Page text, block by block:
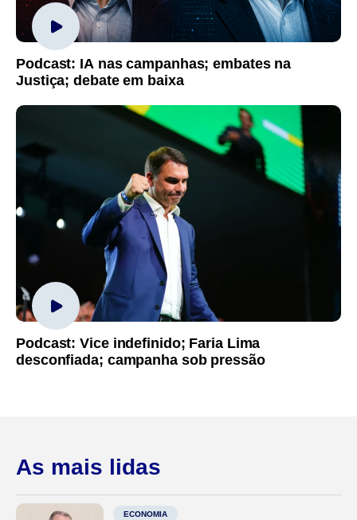
Podcast: IA nas campanhas; embates na
Justiça; debate em baixa
Podcast: Vice indefinido; Faria Lima
desconfiada; campanha sob pressão
As mais lidas
ECONOMIA